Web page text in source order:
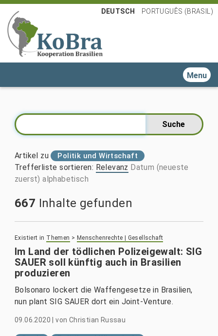
DEUTSCH PORTUGUÊS (BRASIL)
Toggle
Artikel zu Politik und Wirtschaft
Trefferliste sortieren: Relevanz Datum (neueste
zuerst) alphabetisch
667 Inhalte gefunden
Existiert in Themen > Menschenrechte | Gesellschaft
Im Land der tödlichen Polizeigewalt: SIG
SAUER soll künftig auch in Brasilien
produzieren
Bolsonaro lockert die Waffengesetze in Brasilien,
nun plant SIG SAUER dort ein Joint-Venture.
09.06.2020 |von Christian Russau